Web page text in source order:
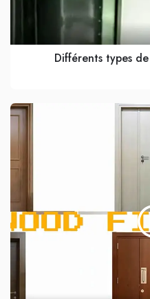
Différents types